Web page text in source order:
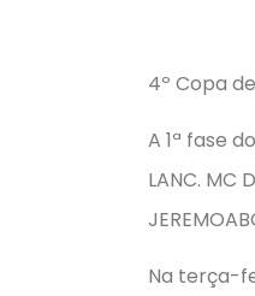
4º Copa
A 1ª fase
LANC. MC
Na terça-